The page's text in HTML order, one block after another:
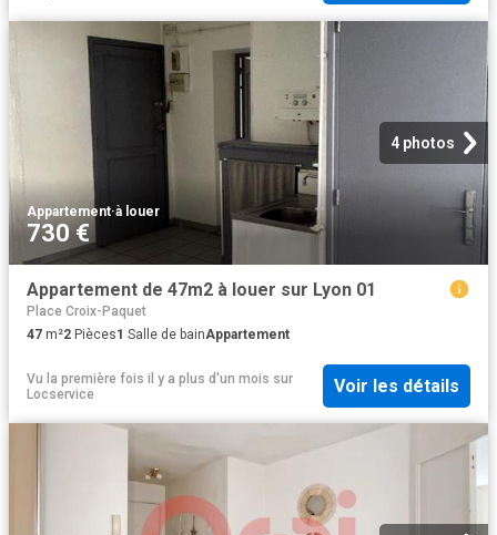
4 photos
Appartement·à louer
730 €
Appartement de 47m2 à louer sur Lyon 01
Place Croix-Paquet
47 m²2 Pièces1 Salle de bainAppartement
Vu la première fois il y a plus d'un mois sur
Locservice
Voir les détails